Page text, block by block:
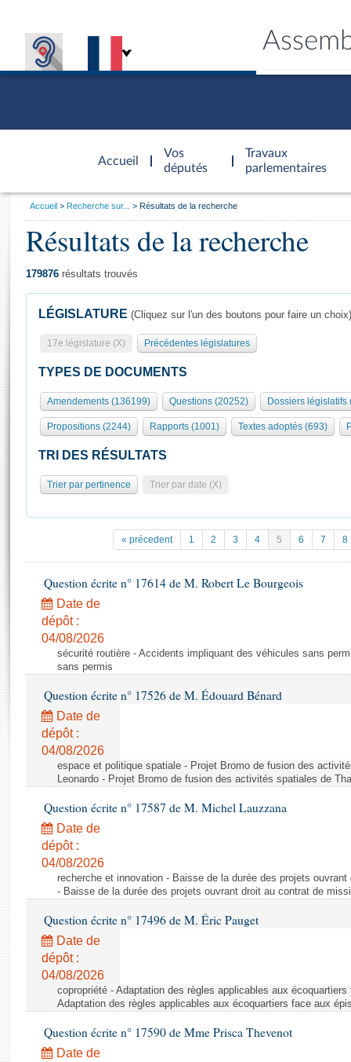
Accueil
d'accueil
Vos
députés
Travaux
parlementaires
Présidence
577 députés
Groupes politiques
Séance publique
Commissions et autres organes
Europe et International
Pétitions
Projets de loi
Propositions de loi
Amendements
Textes adoptés
Rapports législatifs
Rapports sur l'application des lois
Baromètre de l’application des lois
Dossiers législatifs
Budget et sécurité sociale
Questions écrites et orales
Comptes rendus des débats
Général
Rôle et pouvoirs de l'Assemblée
Organisation de l'Assemblée
Présidence Conférence des Présidents Bureau Collège des
Statistiques et chiffres clés
Documents de référence
( Constitution | Règlement de l'Assemblée ... )
Histoire
Juniors
Anciennes législatures
Visiter l'Assemblée
Visite virtuelle du palais Bourbon
Assister à une séance
La Bibliothèque
Contacts et plan d'accès
Photos libres de droit
Vous
Accueil Recherche sur... Résultats de la recherche
Résultats de la recherche
179876 résultats trouvés
LÉGISLATURE (Cliquez sur l'un des boutons pour faire un choix)
17e législature (X) Précédentes législatures
TYPES DE DOCUMENTS
Amendements (136199) Questions (20252) Dossiers législatifs
Propositions (2244) Rapports (1001) Textes adoptés (693)
TRI DES RÉSULTATS
Trier par pertinence Trier par date (X)
« précedent 1 2 3 4 5 6 7 8
Question écrite n° 17614 de M. Robert Le Bourgeois
Date de
dépôt :
04/08/2026
sécurité routière - Accidents impliquant des véhicules sans
sans permis
Question écrite n° 17526 de M. Édouard Bénard
Date de
dépôt :
04/08/2026
espace et politique spatiale - Projet Bromo de fusion des
Leonardo - Projet Bromo de fusion des activités spatiales de
Question écrite n° 17587 de M. Michel Lauzzana
Date de
dépôt :
04/08/2026
recherche et innovation - Baisse de la durée des projets
- Baisse de la durée des projets ouvrant droit au contrat de
Question écrite n° 17496 de M. Éric Pauget
Date de
dépôt :
04/08/2026
copropriété - Adaptation des règles applicables aux
Adaptation des règles applicables aux écoquartiers face aux
Question écrite n° 17590 de Mme Prisca Thevenot
Date de